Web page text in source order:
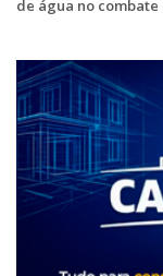
de água no combate